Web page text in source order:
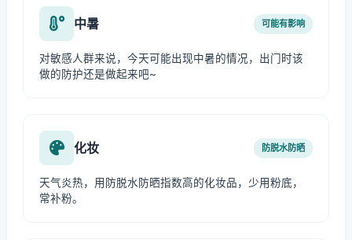
中暑 可能有影响
对敏感人群来说，今天可能出现中暑的情况，出门时该
做的防护还是做起来吧~
化妆 防脱水防晒
天气炎热，用防脱水防晒指数高的化妆品，少用粉底，
常补粉。